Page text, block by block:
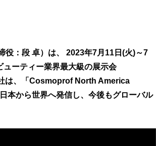
：段 卓）は、 2023年7月11日(火)～7
ューティー業界最大級の展示会
は、「Cosmoprof North America
本から世界へ発信し、今後もグローバル